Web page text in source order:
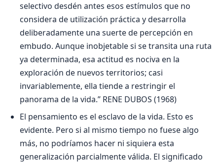
selectivo desdén antes esos estímulos que no
considera de utilización práctica y desarrolla
deliberadamente una suerte de percepción en
embudo. Aunque inobjetable si se transita una ruta
ya determinada, esa actitud es nociva en la
exploración de nuevos territorios; casi
invariablemente, ella tiende a restringir el
panorama de la vida.” RENE DUBOS (1968)
El pensamiento es el esclavo de la vida. Esto es
evidente. Pero si al mismo tiempo no fuese algo
más, no podríamos hacer ni siquiera esta
generalización parcialmente válida. El significado